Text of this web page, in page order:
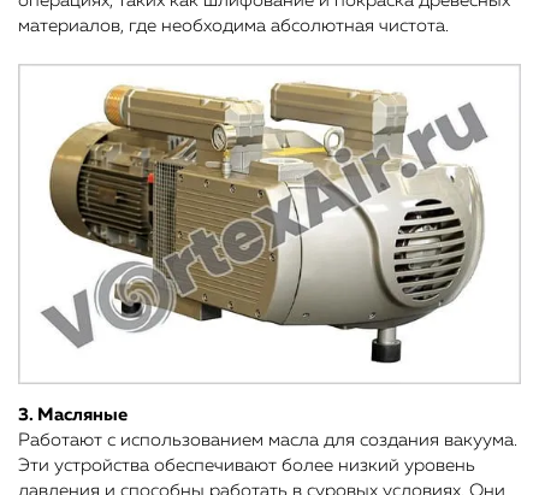
материалов, где необходима абсолютная чистота.
3. Масляные
Работают с использованием масла для создания вакуума.
Эти устройства обеспечивают более низкий уровень
давления и способны работать в суровых условиях. Они